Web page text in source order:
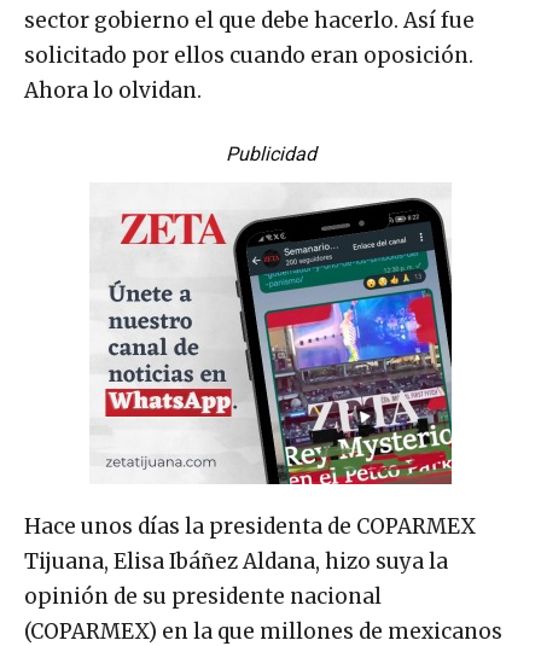
sector gobierno el que debe hacerlo. Así fue
solicitado por ellos cuando eran oposición.
Ahora lo olvidan.
Publicidad
Hace unos días la presidenta de COPARMEX
Tijuana, Elisa Ibáñez Aldana, hizo suya la
opinión de su presidente nacional
(COPARMEX) en la que millones de mexicanos